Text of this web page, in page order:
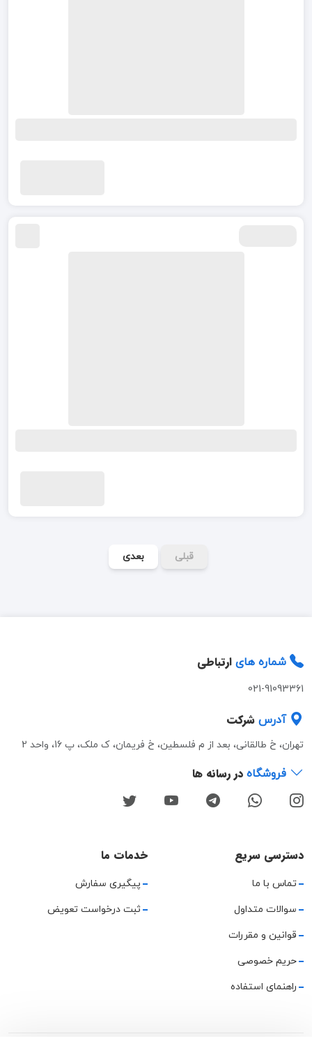
قبلی بعدی
شماره های ارتباطی
021-91093361
آدرس شرکت
تهران، خ طالقانی، بعد از م فلسطین، خ فریمان، ک ملک، پ 16، واحد 2
فروشگاه در رسانه ها
دسترسی سریع
تماس با ما
سوالات متداول
قوانین و مقررات
حریم خصوصی
راهنمای استفاده
خدمات ما
پیگیری سفارش
ثبت درخواست تعویض